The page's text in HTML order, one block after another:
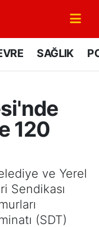
SAĞLIK
120
ve Yerel
Sendikası
(SDT)